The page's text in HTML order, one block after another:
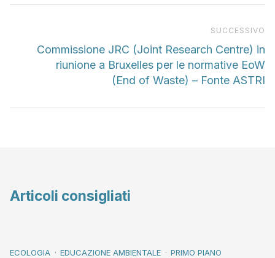
SUCCESSIVO
Commissione JRC (Joint Research Centre) in
riunione a Bruxelles per le normative EoW
(End of Waste) – Fonte ASTRI
Articoli consigliati
ECOLOGIA EDUCAZIONE AMBIENTALE PRIMO PIANO